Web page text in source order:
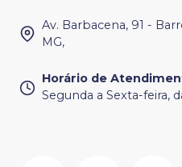
Av. Barbacena, 91 -
MG,
Horário de
Segunda a Sexta-feira,